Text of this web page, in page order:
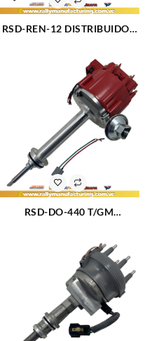
RSD-REN-12 DISTRIBUIDOR
R12 – R18 M1.1 – 1.3 – 1.6L
4CIL (879)
RSD-DO-440 T/GM
– 383 – 400 8CIL TIPO GM